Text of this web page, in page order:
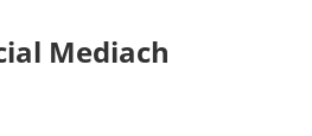
Mediach